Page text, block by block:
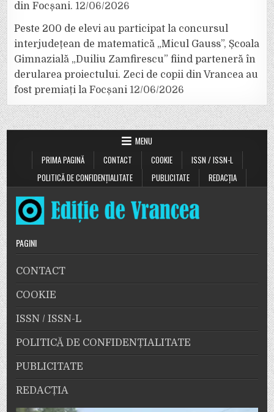
din Focșani. 12/06/2026
Peste 200 de elevi au participat la concursul
interjudețean de matematică „Micul Gauss”, Școala
Gimnazială „Duiliu Zamfirescu” fiind parteneră în
derularea proiectului. Zeci de copii din Vrancea au
fost premiați la Focșani 12/06/2026
MENU
PRIMA PAGINĂ
CONTACT COOKIE
ISSN / ISSN-L
POLITICĂ DE CONFIDENȚIALITATE
PUBLICITATE REDACȚIA
PAGINI
CONTACT
COOKIE
ISSN / ISSN-L
POLITICĂ DE CONFIDENȚIALITATE
PUBLICITATE
REDACȚIA